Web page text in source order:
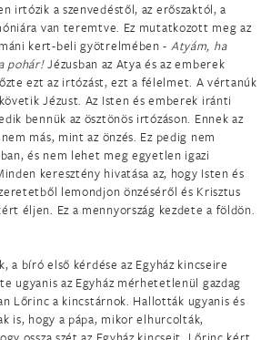
Szűz Mária
és Szent Metód püspök, Európa
alapítója
püspök és egyháztanító
irtózik a szenvedéstől, az erőszaktól, a
van teremtve. Ez mutatkozott meg az
kert-beli gyötrelmében - Atyám, ha
pohár!Jézusban az Atya és az emberek
ezt az irtózást, ezt a félelmet. A vértanúk
Jézust. Az Isten és emberek iránti
bennük az ösztönös irtózáson. Ennek az
más, mint az önzés. Ez pedig nem
és nem lehet meg egyetlen igazi
keresztény hivatása az, hogy Isten és
lemondjon önzéséről és Krisztus
éljen. Ez a mennyország kezdete a földön.
a bíró első kérdése az Egyház kincseire
ugyanis az Egyház mérhetetlenül gazdag
Lőrinc a kincstárnok. Hallották ugyanis és
is, hogy a pápa, mikor elhurcolták,